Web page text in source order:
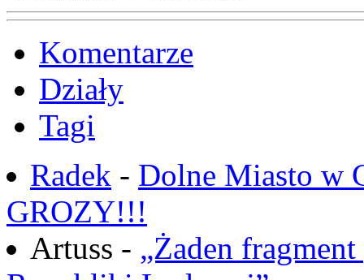
Komentarze
Działy
Tagi
Radek - Dolne Miasto w
GROZY!!!
Artuss - „Żaden